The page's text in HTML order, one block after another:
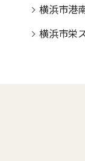
横浜市港
横浜市栄